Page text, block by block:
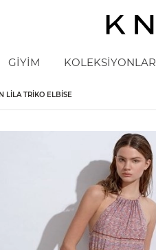
GİYİM KOLEKSİYONLAR
LILA TRIKO ELBISE